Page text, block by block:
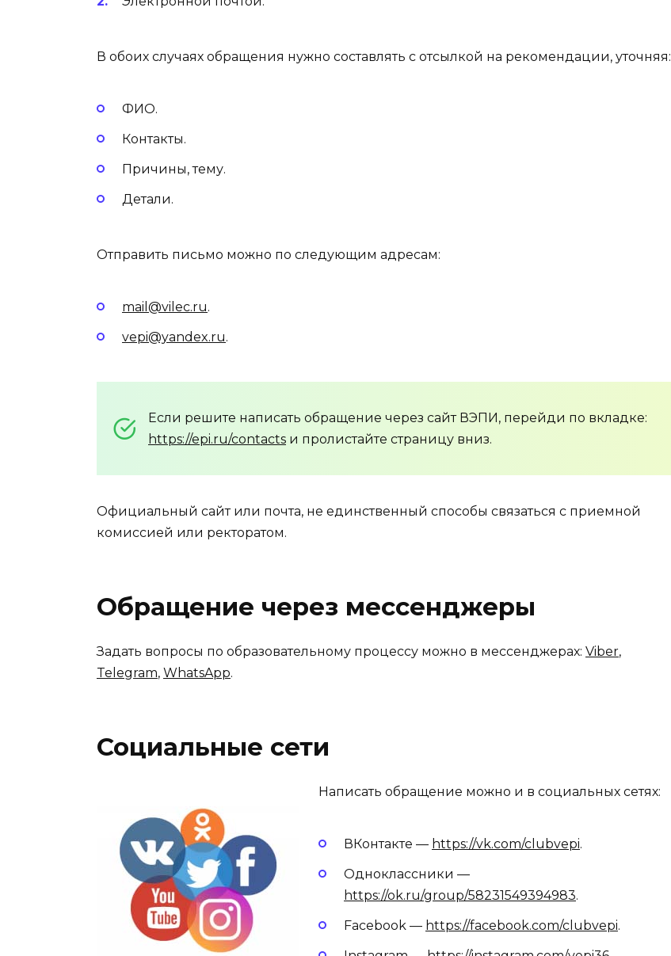
В обоих случаях обращения нужно составлять с отсылкой на рекомендации, уточняя:
ФИО.
Контакты.
Причины, тему.
Детали.
Отправить письмо можно по следующим адресам:
mail@vilec.ru.
vepi@yandex.ru.
Если решите написать обращение через сайт ВЭПИ, перейди по вкладке:
https://epi.ru/contacts и пролистайте страницу вниз.
Официальный сайт или почта, не единственный способы связаться с приемной
комиссией или ректоратом.
Обращение через мессенджеры
Задать вопросы по образовательному процессу можно в мессенджерах: Viber,
Telegram, WhatsApp.
Социальные сети
Написать обращение можно и в социальных сетях:
ВКонтакте — https://vk.com/clubvepi.
Одноклассники —
https://ok.ru/group/58231549394983.
Facebook — https://facebook.com/clubvepi.